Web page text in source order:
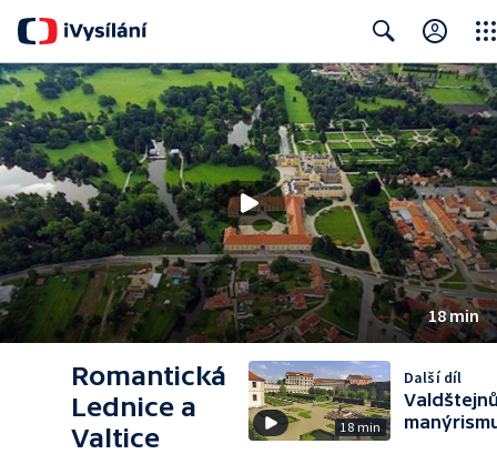
Search
18 min
Romantická
Lednice a
Valtice
18 min
Další díl